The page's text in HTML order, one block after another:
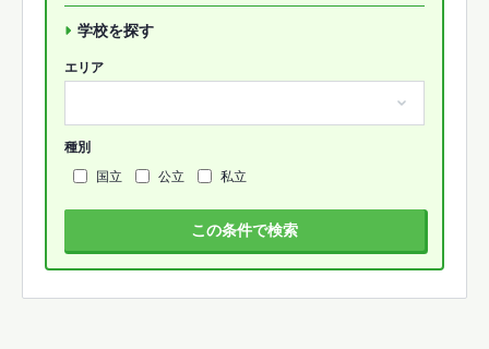
学校を探す
エリア
種別
国立
公立 私立
この条件で検索